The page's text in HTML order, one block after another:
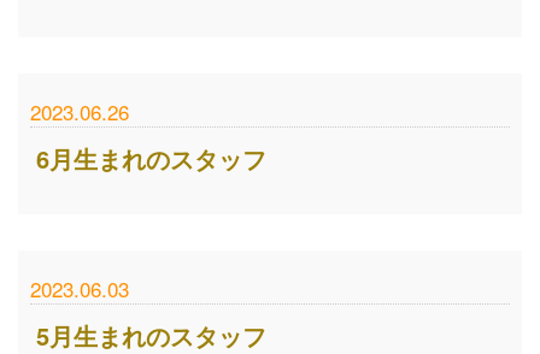
2023.06.26
6月生まれのスタッフ
2023.06.03
5月生まれのスタッフ